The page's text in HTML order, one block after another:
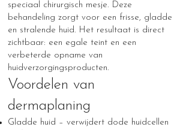
speciaal chirurgisch mesje. Deze
behandeling zorgt voor een frisse, gladde
en stralende huid. Het resultaat is direct
zichtbaar: een egale teint en een
verbeterde opname van
huidverzorgingsproducten.
Voordelen van
dermaplaning
Gladde huid – verwijdert dode huidcellen